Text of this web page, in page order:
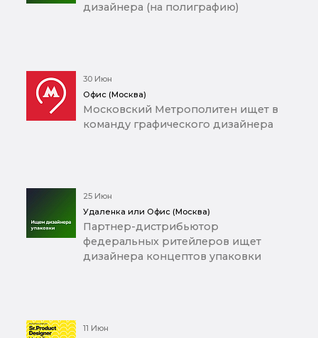
дизайнера (на полиграфию)
30 Июн
Офис (Москва)
Московский Метрополитен ищет в
команду графического дизайнера
25 Июн
Удаленка или Офис (Москва)
Партнер-дистрибьютор
федеральных ритейлеров ищет
дизайнера концептов упаковки
11 Июн